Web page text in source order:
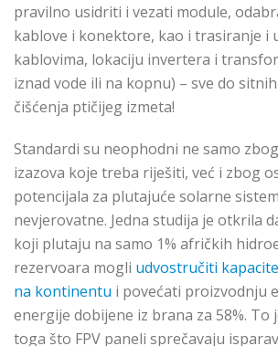
pravilno usidriti i vezati module,
kablove i konektore, kao i trasiranje i
kablovima, lokaciju invertera i
iznad vode ili na kopnu) – sve do
čišćenja ptičijeg izmeta!
Standardi su neophodni ne samo
izazova koje treba riješiti, već i zbog
potencijala za plutajuće solarne
nevjerovatne. Jedna studija je otkrila
koji plutaju na samo 1% afričkih
rezervoara mogli udvostručiti
na kontinentu i povećati proizvodnju
energije dobijene iz brana za 58%. To
toga što FPV paneli sprečavaju